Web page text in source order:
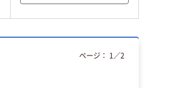
ページ： 1 ／2